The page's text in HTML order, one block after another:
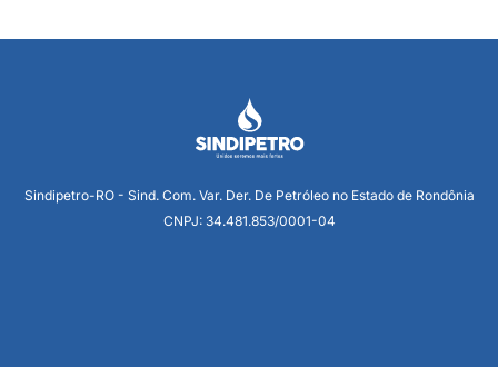
Sindipetro-RO - Sind. Com. Var. Der. De Petróleo no Estado de Rondônia
CNPJ: 34.481.853/0001-04